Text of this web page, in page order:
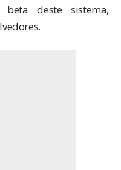
deste sistema,